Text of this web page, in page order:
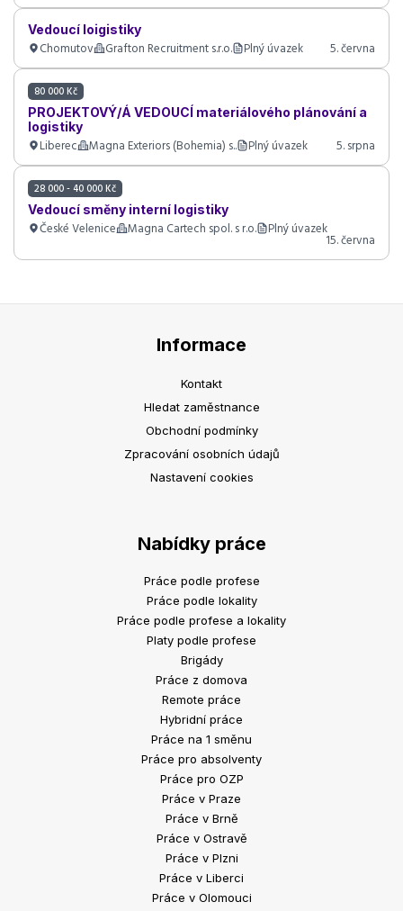
Vedoucí loigistiky
Chomutov Grafton Recruitment s.r.o. Plný úvazek 5. června
80 000 Kč
PROJEKTOVÝ/Á VEDOUCÍ materiálového plánování a
logistiky
Liberec Magna Exteriors (Bohemia) s.. Plný úvazek 5. srpna
28 000 - 40 000 Kč
Vedoucí směny interní logistiky
České Velenice Magna Cartech spol. s r.o. Plný úvazek
15. června
Informace
Kontakt
Hledat zaměstnance
Obchodní podmínky
Zpracování osobních údajů
Nastavení cookies
Nabídky práce
Práce podle profese
Práce podle lokality
Práce podle profese a lokality
Platy podle profese
Brigády
Práce z domova
Remote práce
Hybridní práce
Práce na 1 směnu
Práce pro absolventy
Práce pro OZP
Práce v Praze
Práce v Brně
Práce v Ostravě
Práce v Plzni
Práce v Liberci
Práce v Olomouci